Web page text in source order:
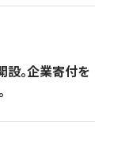
設。企業寄付を